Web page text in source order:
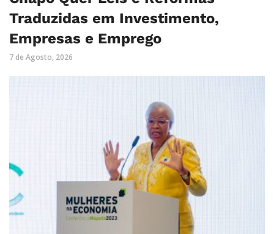
Traduzidas em Investimento,
Empresas e Emprego
7 de Agosto, 2026